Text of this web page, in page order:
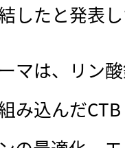
したと発表し
マは、
リン
み込んだ